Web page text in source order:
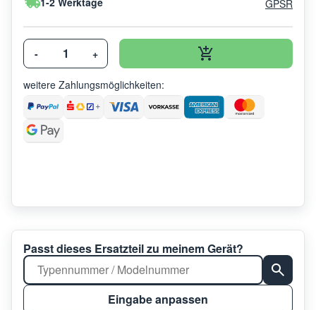
GPSR
- +
weitere Zahlungsmöglichkeiten:
Passt dieses Ersatzteil zu meinem Gerät?
Eingabe anpassen